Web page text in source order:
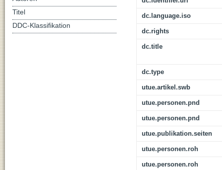
dc.language.iso
dc.rights
dc.title
dc.type
utue.artikel.swb
utue.personen.pnd
utue.personen.pnd
utue.publikation.seiten
utue.personen.roh
utue.personen.roh
Titel
DDC-Klassifikation